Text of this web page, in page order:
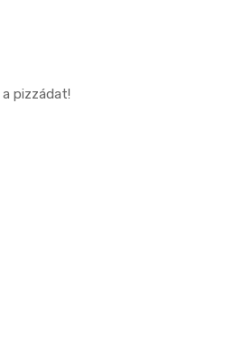
pizzádat!